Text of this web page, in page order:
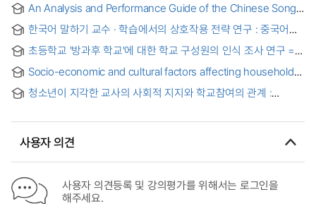
An Analysis and Performance Guide of the Chinese Song
Cycle Ah! How Happy and Two Selected Songs: Night
Thoughts, and A Journey in the Snow by Yunqing Zhang
한국어 말하기 교수 · 학습에서의 상호작용 전략 연구 : 중국어권
학습자를 대상으로 : focusing on Chinese KFL learners =
(A)study on the verbal interaction strategy in Korean
speaking teaching and learning
초등학교 '방과후 학교'에 대한 학교 구성원의 인식 조사 연구 =
and students ragarding elementry after-school programs
Socio-economic and cultural factors affecting household
solid waste generation in Cao Lanh City, Dong Thap
Province, Viet Nam
청소년이 지각한 교사의 사회적 지지와 학교참여의 관계 :
사용자 의견
사용자 의견등록 및 강의평가를 위해서는 로그인을
해주세요.